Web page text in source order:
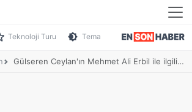
Teknoloji Turu Tema
Gülseren Ceylan'ın Mehmet Ali Erbil ile ilgili ifşaları